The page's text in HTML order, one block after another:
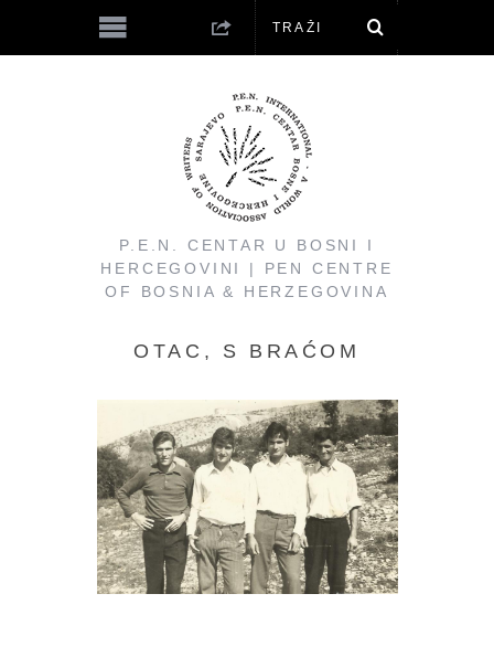
P.E.N. CENTAR U BOSNI I
HERCEGOVINI | PEN CENTRE
OF BOSNIA & HERZEGOVINA
OTAC, S BRAĆOM